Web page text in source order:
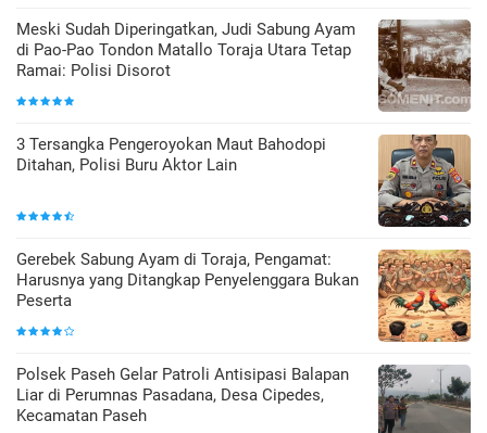
Meski Sudah Diperingatkan, Judi Sabung Ayam
di Pao-Pao Tondon Matallo Toraja Utara Tetap
Ramai: Polisi Disorot
3 Tersangka Pengeroyokan Maut Bahodopi
Ditahan, Polisi Buru Aktor Lain
Gerebek Sabung Ayam di Toraja, Pengamat:
Harusnya yang Ditangkap Penyelenggara Bukan
Peserta
Polsek Paseh Gelar Patroli Antisipasi Balapan
Liar di Perumnas Pasadana, Desa Cipedes,
Kecamatan Paseh